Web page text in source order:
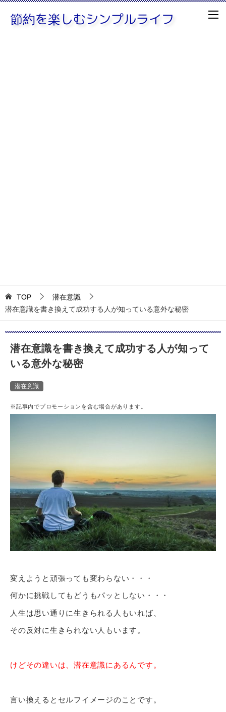
TOP
潜在意識
潜在意識を書き換えて成功する人が知っている意外な秘密
潜在意識を書き換えて成功する人が知って
いる意外な秘密
潜在意識
※記事内でプロモーションを含む場合があります。
変えようと頑張っても変わらない・・・
何かに挑戦してもどうもパッとしない・・・
人生は思い通りに生きられる人もいれば、
その反対に生きられない人もいます。
けどその違いは、潜在意識にあるんです。
言い換えるとセルフイメージのことです。